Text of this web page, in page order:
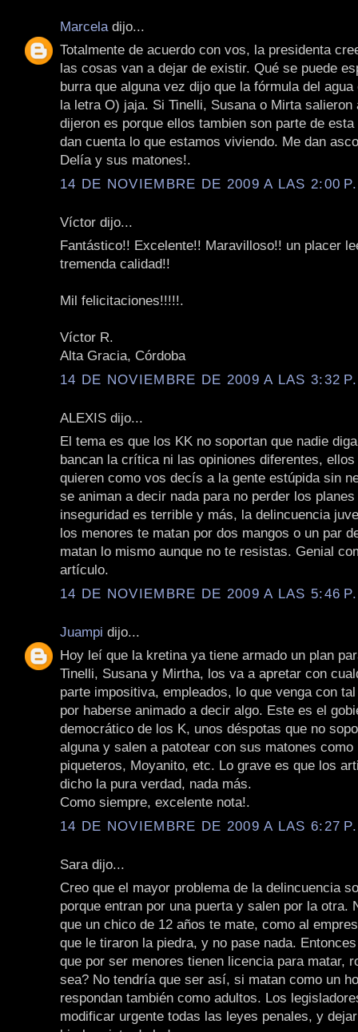
Marcela dijo...
Totalmente de acuerdo con vos, la presidenta
las cosas van a dejar de existir. Qué se puede
burra que alguna vez dijo que la fórmula del
la letra O) jaja. Si Tinelli, Susana o Mirta salieron
dijeron es porque ellos tambien son parte de
dan cuenta lo que estamos viviendo. Me dan
Delía y sus matones!.
14 DE NOVIEMBRE DE 2009 A LAS 2:00
Víctor dijo...
Fantástico!! Excelente!! Maravilloso!! un placer
tremenda calidad!!
Mil felicitaciones!!!!!.
Víctor R.
Alta Gracia, Córdoba
14 DE NOVIEMBRE DE 2009 A LAS 3:32
ALEXIS dijo...
El tema es que los KK no soportan que nadie
bancan la crítica ni las opiniones diferentes,
quieren como vos decís a la gente estúpida sin
se animan a decir nada para no perder los
inseguridad es terrible y más, la delincuencia
los menores te matan por dos mangos o un par
matan lo mismo aunque no te resistas. Genial
artículo.
14 DE NOVIEMBRE DE 2009 A LAS 5:46
Juampi dijo...
Hoy leí que la kretina ya tiene armado un plan
Tinelli, Susana y Mirtha, los va a apretar con
parte impositiva, empleados, lo que venga con
por haberse animado a decir algo. Este es el
democrático de los K, unos déspotas que no
alguna y salen a patotear con sus matones
piqueteros, Moyanito, etc. Lo grave es que los
dicho la pura verdad, nada más.
Como siempre, excelente nota!.
14 DE NOVIEMBRE DE 2009 A LAS 6:27
Sara dijo...
Creo que el mayor problema de la delincuencia
porque entran por una puerta y salen por la otra.
que un chico de 12 años te mate, como al
que le tiraron la piedra, y no pase nada.
que por ser menores tienen licencia para matar,
sea? No tendría que ser así, si matan como un
respondan también como adultos. Los
modificar urgente todas las leyes penales, y